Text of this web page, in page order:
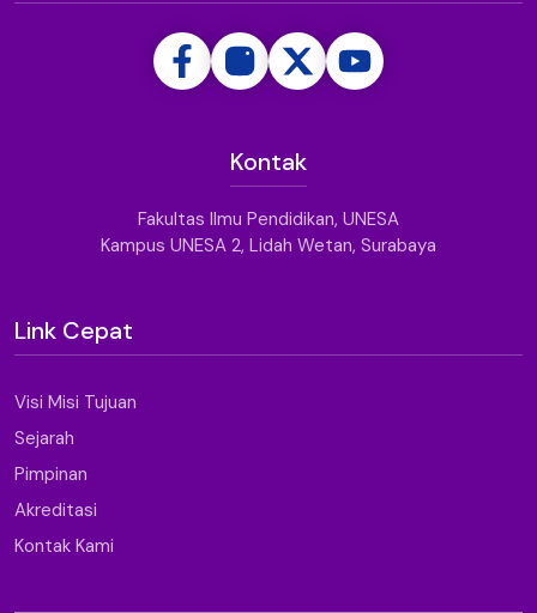
Kontak
Fakultas Ilmu Pendidikan, UNESA
Kampus UNESA 2, Lidah Wetan, Surabaya
Link Cepat
Visi Misi Tujuan
Sejarah
Pimpinan
Akreditasi
Kontak Kami